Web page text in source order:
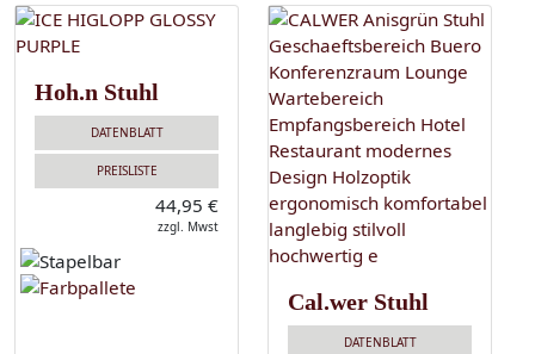
Hoh.n Stuhl
DATENBLATT
PREISLISTE
44,95 €
zzgl. Mwst
Cal.wer Stuhl
DATENBLATT